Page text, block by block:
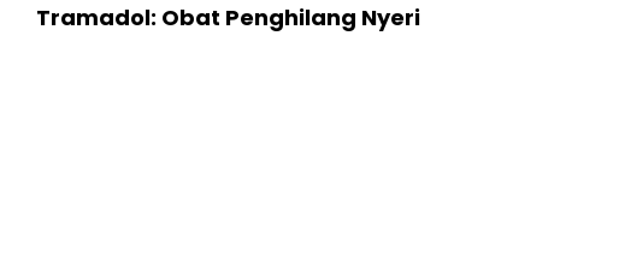
Tramadol: Obat Penghilang Nyeri